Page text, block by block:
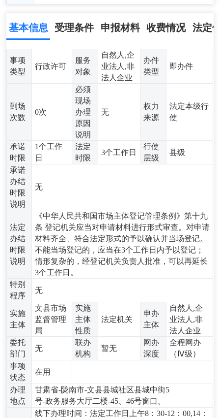
基本信息 受理条件 申报材料 收费情况 法定
事项
类型
行政许可
服务
对象
自然人,企
业法人,非
法人企业
办件
类型
即办件
到场
次数
0次
必须
现场
办理
原因
说明
无
权力
来源
法定本级行
使
承诺
时限
1个工作
日
法定
时限
3个工作日
行使
层级
县级
承诺
办结
时限
说明
无
法定
办结
时限
说明
《中华人民共和国市场主体登记管理条例》第十九
条 登记机关应当对申请材料进行形式审查。对申请
材料齐全、符合法定形式的予以确认并当场登记。
不能当场登记的，应当在3个工作日内予以登记；
情形复杂的，经登记机关负责人批准，可以再延长
3个工作日。
特别
程序
无
实施
主体
文县市场
监督管理
局
实施
主体
性质
法定机关
申办
主体
自然人,企
业法人,非
法人企业
委托
部门
无
联办
机构
暂无
网办
深度
全程网办
（Ⅳ级）
事项
状态
在用
办理
地点
甘肃省-陇南市-文县县城社区县城中街5
号-政务服务大厅二楼-45、46号窗口。
线下办理时间：法定工作日上午8：30-12：00,14：